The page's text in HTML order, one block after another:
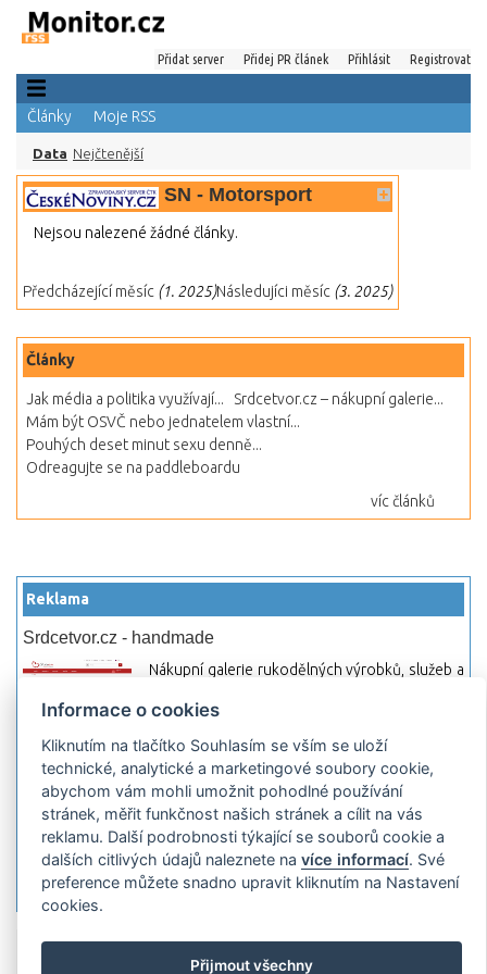
Přidat server Přidej PR článek Přihlásit Registrovat
Články Moje RSS
Data Nejčtenější
SN - Motorsport
Nejsou nalezené žádné články.
Předcházející měsíc (1. 2025)Následujíci měsíc (3. 2025)
Články
Jak média a politika využívají...
Srdcetvor.cz – nákupní galerie...
Mám být OSVČ nebo jednatelem vlastní...
Pouhých deset minut sexu denně...
Odreagujte se na paddleboardu
víc článků
Reklama
Srdcetvor.cz - handmade
Nákupní galerie rukodělných výrobků, služeb a
začít prodávat nebo jen nakupovat.
Hledej-hosting.cz - webhosting, VPS
hosting
Přehled webhostingových, multihosting a VPS
hosting programů s možností jejich
pokročilého vyhledávání a porovnávání.
Najděte si jednoduše vhodný hosting.
Reklama Podmínky používání
Informace o cookies
Kliknutím na tlačítko Souhlasím se vším se uloží
technické, analytické a marketingové soubory cookie,
abychom vám mohli umožnit pohodlné používání
stránek, měřit funkčnost našich stránek a cílit na vás
reklamu. Další podrobnosti týkající se souborů cookie a
dalších citlivých údajů naleznete navíce informací. Své
preference můžete snadno upravit kliknutím na Nastavení
cookies.
Přijmout všechny